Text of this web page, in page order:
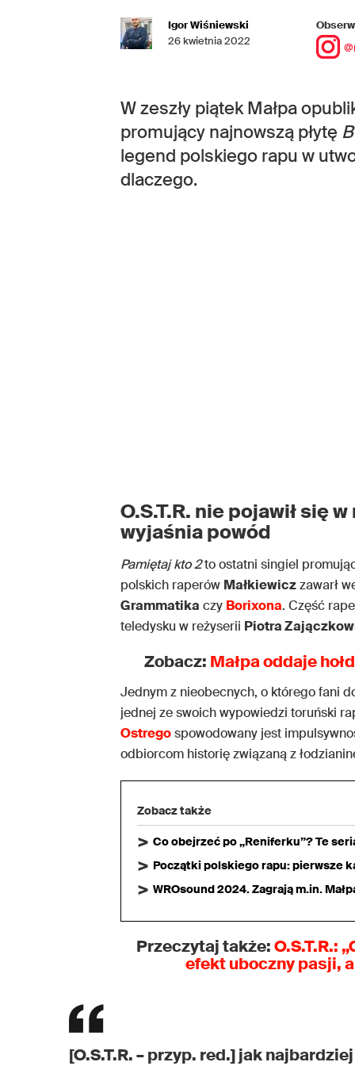
Igor Wiśniewski
26 kwietnia 2022
W zeszły piątek Małpa
promujący najnowszą płytę
legend polskiego rapu w
dlaczego.
O.S.T.R. nie pojawił się
wyjaśnia powód
Pamiętaj kto 2to ostatni singiel
polskich raperów Małkiewiczzawarł
Grammatika czy Borixona. Część
teledysku w reżyserii Piotra
Zobacz: Małpa oddaje
Jednym z nieobecnych, o którego fani
jednej ze swoich wypowiedzi toruński
Ostregospowodowany jest
odbiorcom historię związaną z
Zobacz także
Co obejrzeć po „Reniferku”? Te
Początki polskiego rapu: pierwsze
WROsound 2024. Zagrają m.in.
Przeczytaj także:O.S.T.R.:
efekt uboczny pasji,
[O.S.T.R. – przyp. red.] jak